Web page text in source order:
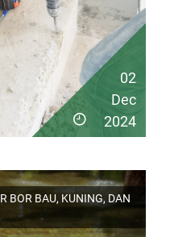
02
Dec
2024
BOR BAU, KUNING, DAN